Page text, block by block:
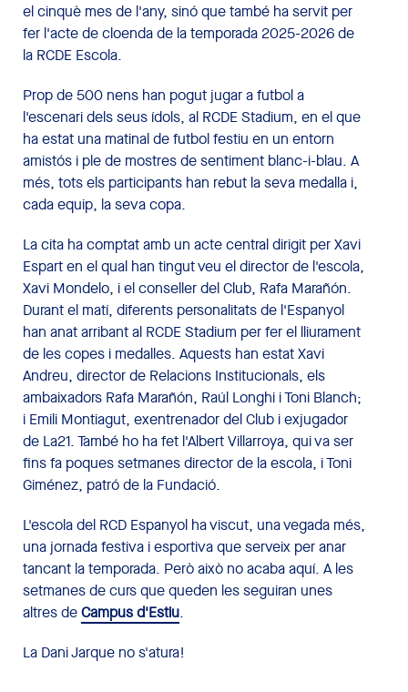
el cinquè mes de l'any, sinó que també ha servit per
fer l'acte de cloenda de la temporada 2025-2026 de
la RCDE Escola.
Prop de 500 nens han pogut jugar a futbol a
l'escenari dels seus ídols, al RCDE Stadium, en el que
ha estat una matinal de futbol festiu en un entorn
amistós i ple de mostres de sentiment blanc-i-blau. A
més, tots els participants han rebut la seva medalla i,
cada equip, la seva copa.
La cita ha comptat amb un acte central dirigit per Xavi
Espart en el qual han tingut veu el director de l'escola,
Xavi Mondelo, i el conseller del Club, Rafa Marañón.
Durant el matí, diferents personalitats de l'Espanyol
han anat arribant al RCDE Stadium per fer el lliurament
de les copes i medalles. Aquests han estat Xavi
Andreu, director de Relacions Institucionals, els
ambaixadors Rafa Marañón, Raúl Longhi i Toni Blanch;
i Emili Montiagut, exentrenador del Club i exjugador
de La21. També ho ha fet l'Albert Villarroya, qui va ser
fins fa poques setmanes director de la escola, i Toni
Giménez, patró de la Fundació.
L'escola del RCD Espanyol ha viscut, una vegada més,
una jornada festiva i esportiva que serveix per anar
tancant la temporada. Però això no acaba aquí. A les
setmanes de curs que queden les seguiran unes
altres deCampus d'Estiu.
La Dani Jarque no s'atura!